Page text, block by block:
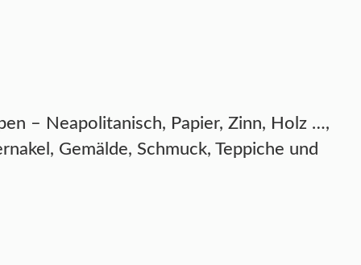
– Neapolitanisch, Papier, Zinn, Holz …,
Gemälde, Schmuck, Teppiche und